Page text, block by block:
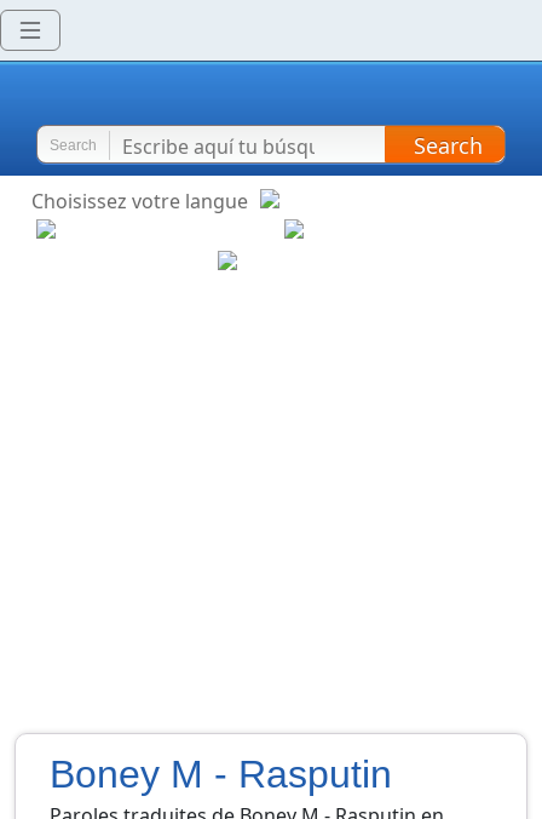
Search Search
Choisissez votre langue
Boney M - Rasputin